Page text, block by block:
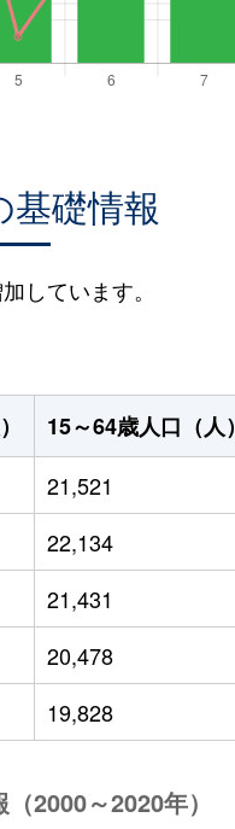
基礎情報
しています。
15～64歳人口（人）
21,521
22,134
21,431
20,478
19,828